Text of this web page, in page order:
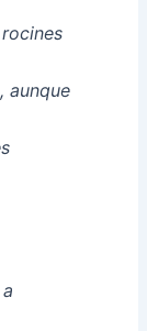
aunque